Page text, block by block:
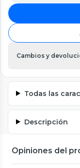
Cambios y
Todas las
Descripción
Opiniones del